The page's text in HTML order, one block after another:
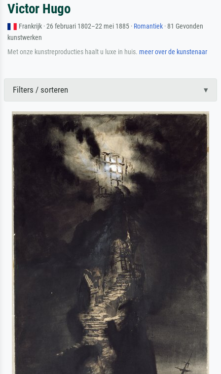
Victor Hugo
Frankrijk · 26 februari 1802–22 mei 1885 · Romantiek · 81 Gevonden
kunstwerken
Met onze kunstreproducties haalt u luxe in huis. meer over de kunstenaar
Filters / sorteren